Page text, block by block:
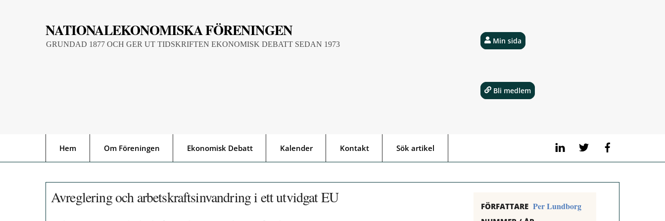
NATIONALEKONOMISKA FÖRENINGEN
GRUNDAD 1877 OCH GER UT TIDSKRIFTEN EKONOMISK DEBATT SEDAN 1973
LinkedIn Twitter
Hem Om Föreningen Ekonomisk Debatt Kalender Kontakt Sök artikel
Min sida
Bli medlem
Avreglering och arbetskraftsinvandring i ett utvidgat EU FÖRFATTARE Per Lundborg